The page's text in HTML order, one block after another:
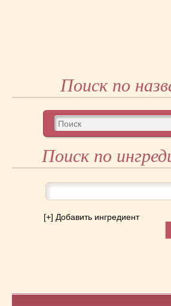
Поиск по
Поиск по
[+] Добавить ингредиент